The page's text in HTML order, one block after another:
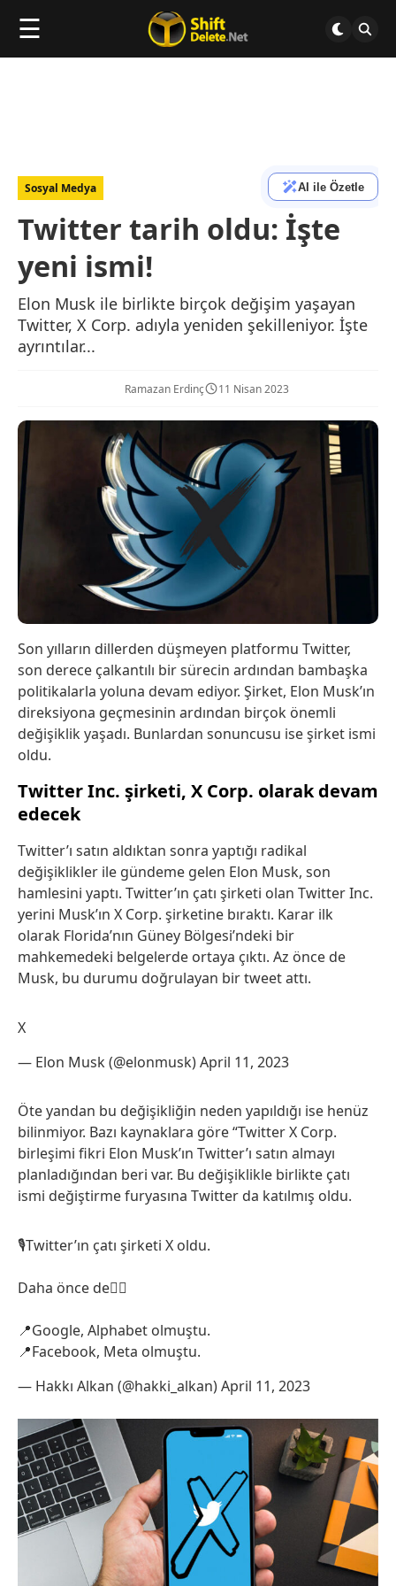
☰
Sosyal Medya AI ile Özetle
Twitter tarih oldu: İşte
yeni ismi!
Elon Musk ile birlikte birçok değişim yaşayan
Twitter, X Corp. adıyla yeniden şekilleniyor. İşte
ayrıntılar...
Ramazan Erdinç 11 Nisan 2023
Son yılların dillerden düşmeyen platformu Twitter,
son derece çalkantılı bir sürecin ardından bambaşka
politikalarla yoluna devam ediyor. Şirket, Elon Musk’ın
direksiyona geçmesinin ardından birçok önemli
değişiklik yaşadı. Bunlardan sonuncusu ise şirket ismi
oldu.
Twitter Inc. şirketi, X Corp. olarak devam
edecek
Twitter’ı satın aldıktan sonra yaptığı radikal
değişiklikler ile gündeme gelen Elon Musk, son
hamlesini yaptı. Twitter’ın çatı şirketi olan Twitter Inc.
yerini Musk’ın X Corp. şirketine bıraktı. Karar ilk
olarak Florida’nın Güney Bölgesi’ndeki bir
mahkemedeki belgelerde ortaya çıktı. Az önce de
Musk, bu durumu doğrulayan bir tweet attı.
X
— Elon Musk (@elonmusk)April 11, 2023
Öte yandan bu değişikliğin neden yapıldığı ise henüz
bilinmiyor. Bazı kaynaklara göre “Twitter X Corp.
birleşimi fikri Elon Musk’ın Twitter’ı satın almayı
planladığından beri var. Bu değişiklikle birlikte çatı
ismi değiştirme furyasına Twitter da katılmış oldu.
🎙️Twitter’ın çatı şirketi X oldu.
Daha önce de👇🏻
📍Google, Alphabet olmuştu.
📍Facebook, Meta olmuştu.
— Hakkı Alkan (@hakki_alkan)April 11, 2023